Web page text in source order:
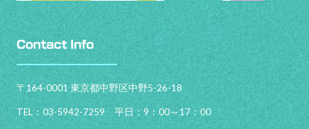
Contact Info
〒164-0001 東京都中野区中野5-26-18
TEL：03-5942-7259 平日：9：00～17：00